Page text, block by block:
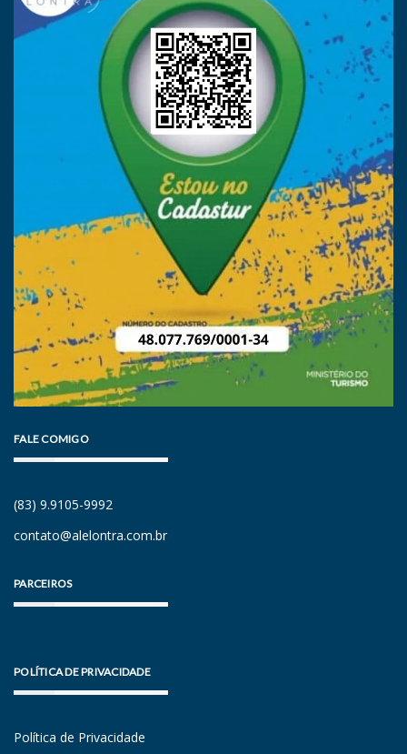
FALE COMIGO
(83) 9.9105-9992
contato@alelontra.com.br
PARCEIROS
POLÍTICA DE PRIVACIDADE
Política de Privacidade